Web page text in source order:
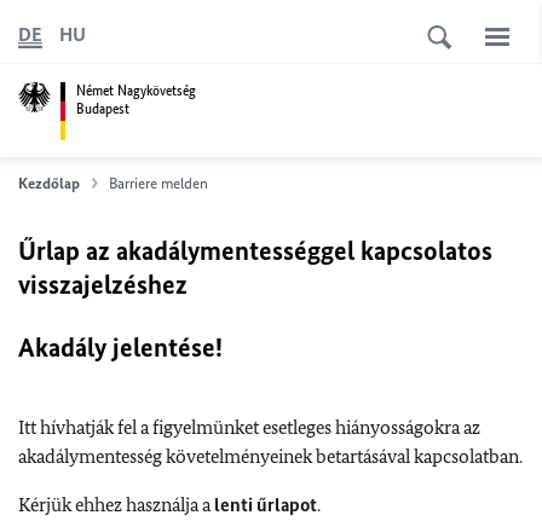
Német Nagykövetség
Budapest
DE HU
Kezdőlap Barriere melden
Űrlap az akadálymentességgel kapcsolatos
visszajelzéshez
Akadály jelentése!
Itt hívhatják fel a figyelmünket esetleges hiányosságokra az
akadálymentesség követelményeinek betartásával kapcsolatban.
Kérjük ehhez használja alenti űrlapot.